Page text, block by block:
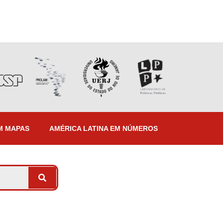
MAPAS AMÉRICA LATINA EM NÚMEROS